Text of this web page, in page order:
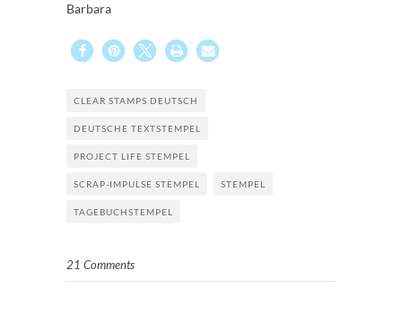
Barbara
CLEAR STAMPS DEUTSCH
DEUTSCHE TEXTSTEMPEL
PROJECT LIFE STEMPEL
SCRAP-IMPULSE STEMPEL STEMPEL
TAGEBUCHSTEMPEL
21 Comments